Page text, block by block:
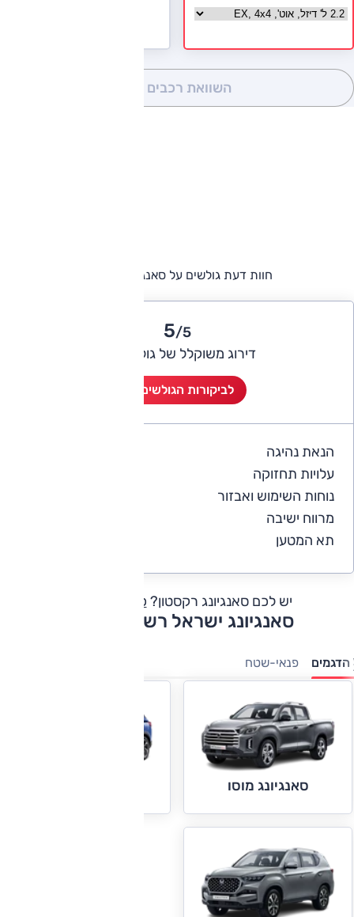
בחר גרסה סאנגיונג רקסטון
השוואת רכבים
חוות דעת גולשים על סאנגיונג רקסטון
5/5
דירוג משוקלל של גולשי אוטו
לביקורות הגולשים (5)
הנאת נהיגה
עלויות תחזוקה
נוחות השימוש ואבזור
מרווח ישיבה
תא המטען
יש לכם סאנגיונג רקסטון? כתבו חוות דעת
סאנגיונג ישראל רשימת דגמים
הדגמים פנאי-שטח
סאנגיונג מוסו